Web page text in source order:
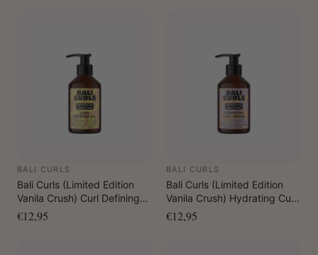
BALI CURLS
Bali Curls (Limited Edition
Vanila Crush) Curl Defining
Gel 150 ml
€12,95
BALI CURLS
Bali Curls (Limited Edition
Vanila Crush) Hydrating Curl
Cream 150 ml
€12,95